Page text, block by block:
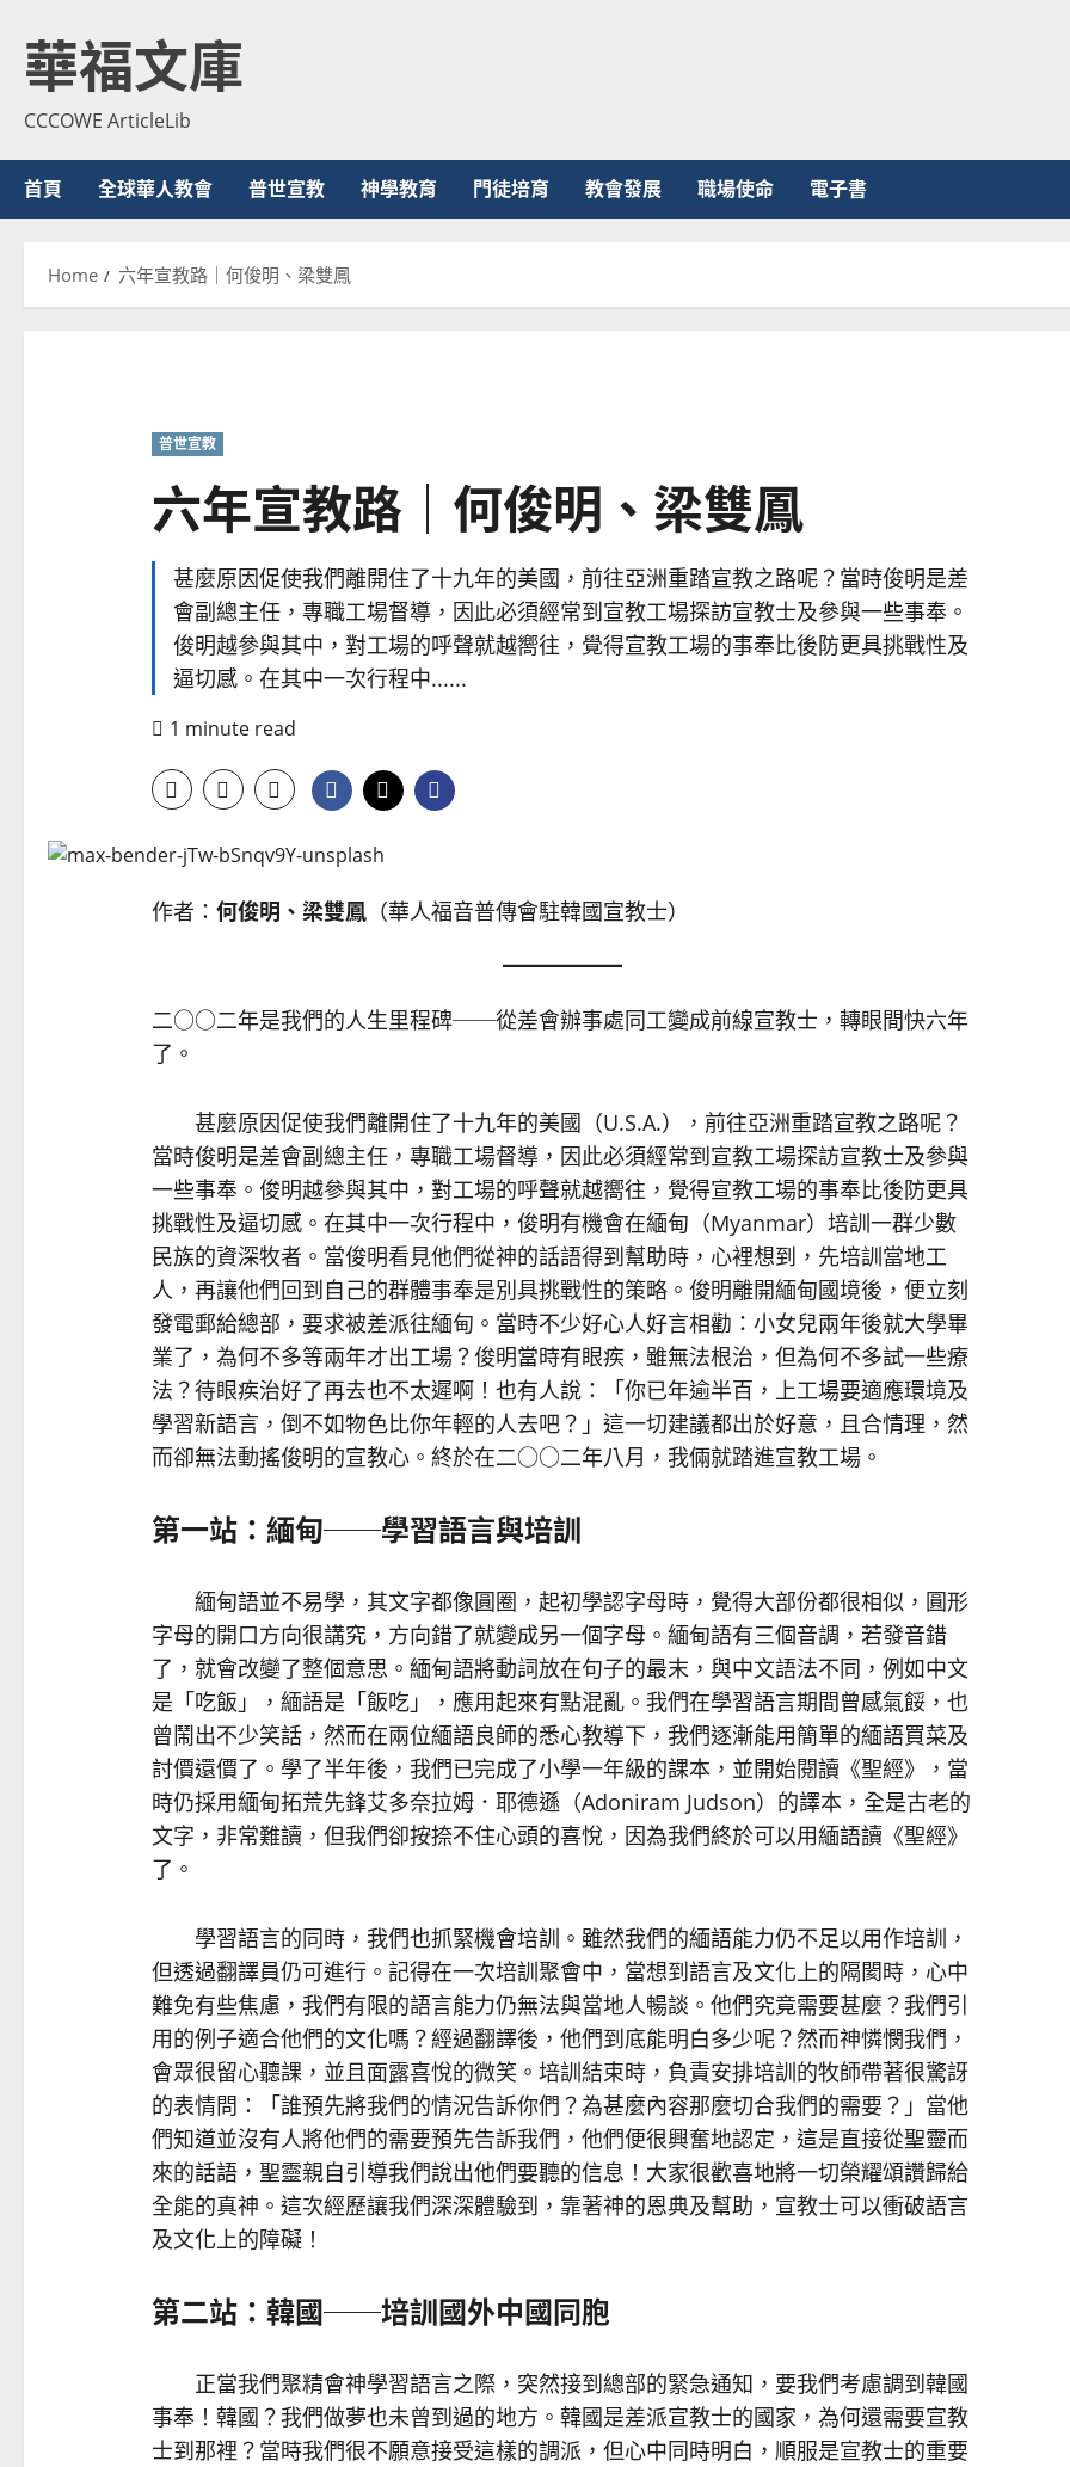
content
華福文庫
CCCOWE ArticleLib
首頁 全球華人教會 普世宣教 神學教育 門徒培育 教會發展 職場使命 電子書
Home 六年宣教路｜何俊明、梁雙鳳
普世宣教
六年宣教路｜何俊明、梁雙鳳
甚麼原因促使我們離開住了十九年的美國，前往亞洲重踏宣教之路呢？當時俊明是差
會副總主任，專職工場督導，因此必須經常到宣教工場探訪宣教士及參與一些事奉。
俊明越參與其中，對工場的呼聲就越嚮往，覺得宣教工場的事奉比後防更具挑戰性及
逼切感。在其中一次行程中......
1 minute read
作者： 何俊明、梁雙鳳（華人福音普傳會駐韓國宣教士）
二○○二年是我們的人生里程碑──從差會辦事處同工變成前線宣教士，轉眼間快六年
了。
甚麼原因促使我們離開住了十九年的美國（U.S.A.），前往亞洲重踏宣教之路呢？
當時俊明是差會副總主任，專職工場督導，因此必須經常到宣教工場探訪宣教士及參與
一些事奉。俊明越參與其中，對工場的呼聲就越嚮往，覺得宣教工場的事奉比後防更具
挑戰性及逼切感。在其中一次行程中，俊明有機會在緬甸（Myanmar）培訓一群少數
民族的資深牧者。當俊明看見他們從神的話語得到幫助時，心裡想到，先培訓當地工
人，再讓他們回到自己的群體事奉是別具挑戰性的策略。俊明離開緬甸國境後，便立刻
發電郵給總部，要求被差派往緬甸。當時不少好心人好言相勸：小女兒兩年後就大學畢
業了，為何不多等兩年才出工場？俊明當時有眼疾，雖無法根治，但為何不多試一些療
法？待眼疾治好了再去也不太遲啊！也有人說：「你已年逾半百，上工場要適應環境及
學習新語言，倒不如物色比你年輕的人去吧？」這一切建議都出於好意，且合情理，然
而卻無法動搖俊明的宣教心。終於在二○○二年八月，我倆就踏進宣教工場。
第一站：緬甸──學習語言與培訓
緬甸語並不易學，其文字都像圓圈，起初學認字母時，覺得大部份都很相似，圓形
字母的開口方向很講究，方向錯了就變成另一個字母。緬甸語有三個音調，若發音錯
了，就會改變了整個意思。緬甸語將動詞放在句子的最末，與中文語法不同，例如中文
是「吃飯」，緬語是「飯吃」，應用起來有點混亂。我們在學習語言期間曾感氣餒，也
曾鬧出不少笑話，然而在兩位緬語良師的悉心教導下，我們逐漸能用簡單的緬語買菜及
討價還價了。學了半年後，我們已完成了小學一年級的課本，並開始閱讀《聖經》，當
時仍採用緬甸拓荒先鋒艾多奈拉姆．耶德遜（Adoniram Judson）的譯本，全是古老的
文字，非常難讀，但我們卻按捺不住心頭的喜悅，因為我們終於可以用緬語讀《聖經》
了。
學習語言的同時，我們也抓緊機會培訓。雖然我們的緬語能力仍不足以用作培訓，
但透過翻譯員仍可進行。記得在一次培訓聚會中，當想到語言及文化上的隔閡時，心中
難免有些焦慮，我們有限的語言能力仍無法與當地人暢談。他們究竟需要甚麼？我們引
用的例子適合他們的文化嗎？經過翻譯後，他們到底能明白多少呢？然而神憐憫我們，
會眾很留心聽課，並且面露喜悅的微笑。培訓結束時，負責安排培訓的牧師帶著很驚訝
的表情問：「誰預先將我們的情況告訴你們？為甚麼內容那麼切合我們的需要？」當他
們知道並沒有人將他們的需要預先告訴我們，他們便很興奮地認定，這是直接從聖靈而
來的話語，聖靈親自引導我們說出他們要聽的信息！大家很歡喜地將一切榮耀頌讚歸給
全能的真神。這次經歷讓我們深深體驗到，靠著神的恩典及幫助，宣教士可以衝破語言
及文化上的障礙！
第二站：韓國──培訓國外中國同胞
正當我們聚精會神學習語言之際，突然接到總部的緊急通知，要我們考慮調到韓國
事奉！韓國？我們做夢也未曾到過的地方。韓國是差派宣教士的國家，為何還需要宣教
士到那裡？當時我們很不願意接受這樣的調派，但心中同時明白，順服是宣教士的重要